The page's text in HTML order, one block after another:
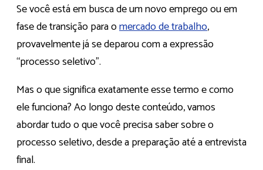
Se você está em busca de um novo emprego ou em
fase de transição para omercado de trabalho,
provavelmente já se deparou com a expressão
“processo seletivo”.
Mas o que significa exatamente esse termo e como
ele funciona? Ao longo deste conteúdo, vamos
abordar tudo o que você precisa saber sobre o
processo seletivo, desde a preparação até a entrevista
final.